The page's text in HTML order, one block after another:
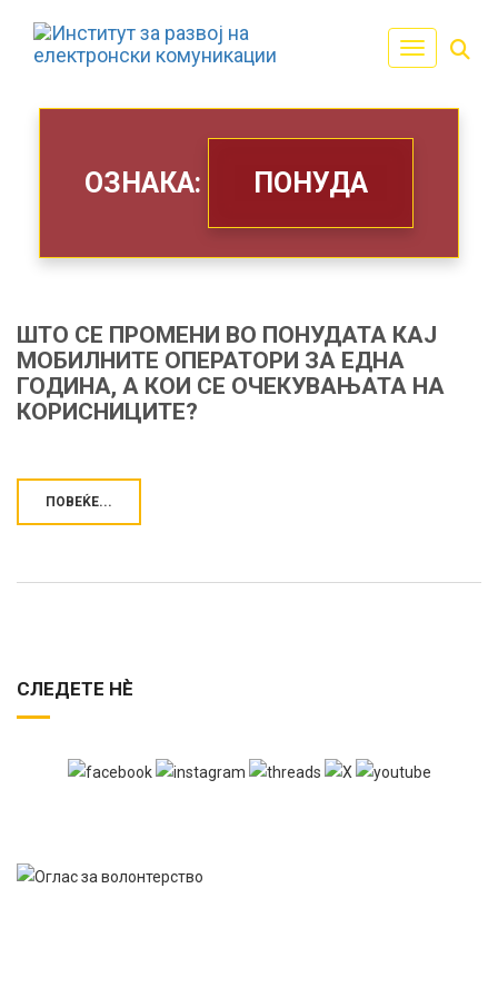
Toggle
ОЗНАКА: ПОНУДА
ШТО СЕ ПРОМЕНИ ВО ПОНУДАТА КАЈ
МОБИЛНИТЕ ОПЕРАТОРИ ЗА ЕДНА
ГОДИНА, А КОИ СЕ ОЧЕКУВАЊАТА НА
КОРИСНИЦИТЕ?
ПОВЕЌЕ...
СЛЕДЕТЕ НЀ